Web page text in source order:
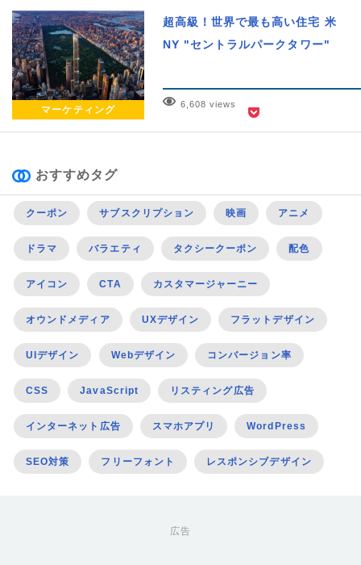
マーケティング
超高級！世界で最も高い住宅 米
NY "セントラルパークタワー"
6,608 views
おすすめタグ
クーポン サブスクリプション 映画 アニメ
ドラマ バラエティ タクシークーポン 配色
アイコン CTA カスタマージャーニー
オウンドメディア UXデザイン フラットデザイン
UIデザイン Webデザイン コンバージョン率
CSS JavaScript リスティング広告
インターネット広告 スマホアプリ WordPress
SEO対策 フリーフォント レスポンシブデザイン
広告